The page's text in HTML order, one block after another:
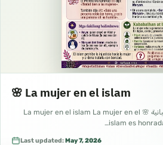
🌸 La mujer en el islam
المرأة في الإسلام اللغة الإسبانية 🌸 La mujer en el islam La mujer en el
islam es
Last updated:May 7, 2026